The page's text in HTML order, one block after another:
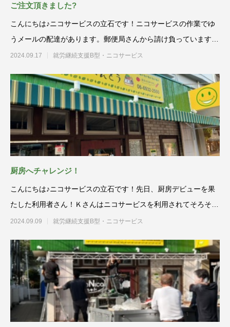
ご注文頂きました?
こんにちは♪ニコサービスの立石です！ニコサービスの作業でゆ
うメールの配達があります。郵便局さんから請け負っています。
配達メン
2024.09.17 就労継続支援B型・ニコサービス
厨房へチャレンジ！
こんにちは♪ニコサービスの立石です！先日、厨房デビューを果
たした利用者さん！Ｋさんはニコサービスを利用されてそろそろ
1年。
2024.09.09 就労継続支援B型・ニコサービス